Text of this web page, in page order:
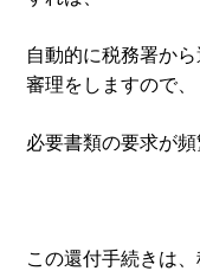
自動的に税務署か
審理をしますので、
必要書類の要求が
この還付手続きは